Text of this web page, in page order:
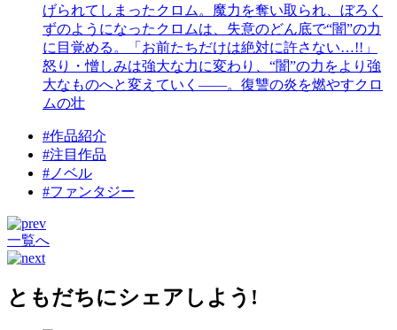
げられてしまったクロム。魔力を奪い取られ、ぼろく
ずのようになったクロムは、失意のどん底で“闇”の力
に目覚める。「お前たちだけは絶対に許さない…!!」
怒り・憎しみは強大な力に変わり、“闇”の力をより強
大なものへと変えていく――。復讐の炎を燃やすクロ
ムの壮
#作品紹介
#注目作品
#ノベル
#ファンタジー
一覧へ
ともだちにシェアしよう!